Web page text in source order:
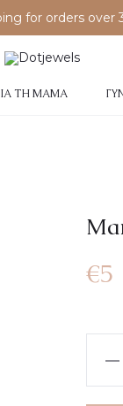
for orders over
ΤΗ ΜΑΜΆ
€5